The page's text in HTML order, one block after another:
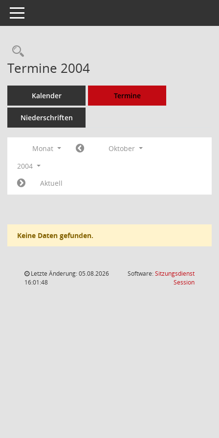
Toggle navigation
Rechercheauswahl
Termine 2004
Kalender Termine
Niederschriften
Monat
Oktober
2004
Aktuell
Keine Daten gefunden.
Letzte Änderung: 05.08.2026
16:01:48
Software:Sitzungsdienst
Session(Wird in